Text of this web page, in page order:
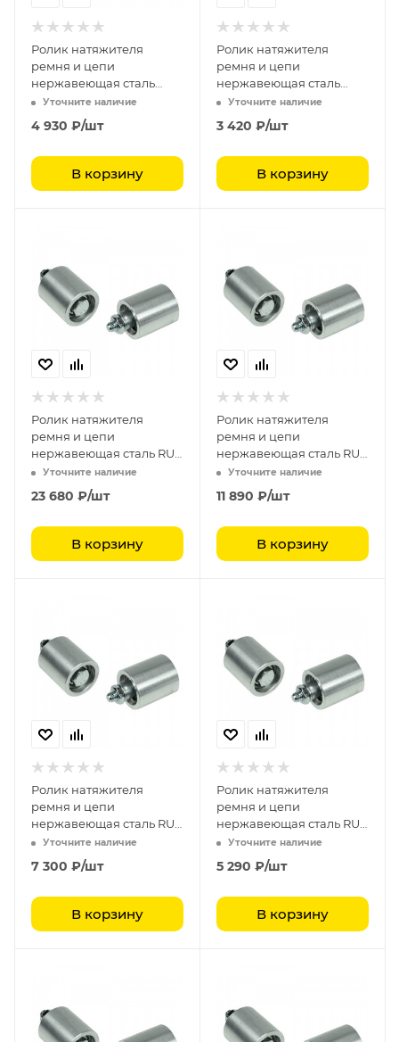
Ролик натяжителя
ремня и цепи
нержавеющая сталь
полиамид RU 4045
Уточните наличие
4 930 ₽/шт
В корзину
Ролик натяжителя
ремня и цепи
нержавеющая сталь
полиамид RU 3035
Уточните наличие
3 420 ₽/шт
В корзину
Ролик натяжителя
ремня и цепи
нержавеющая сталь RU
80135
Уточните наличие
23 680 ₽/шт
В корзину
Ролик натяжителя
ремня и цепи
нержавеющая сталь RU
8090
Уточните наличие
11 890 ₽/шт
В корзину
Ролик натяжителя
ремня и цепи
нержавеющая сталь RU
8080
Уточните наличие
7 300 ₽/шт
В корзину
Ролик натяжителя
ремня и цепи
нержавеющая сталь RU
6060
Уточните наличие
5 290 ₽/шт
В корзину